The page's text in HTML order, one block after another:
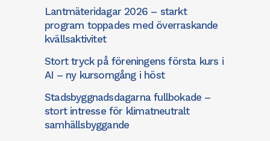
Lantmäteridagar 2026 – starkt
program toppades med överraskande
kvällsaktivitet
Stort tryck på föreningens första kurs i
AI – ny kursomgång i höst
Stadsbyggnadsdagarna fullbokade –
stort intresse för klimatneutralt
samhällsbyggande